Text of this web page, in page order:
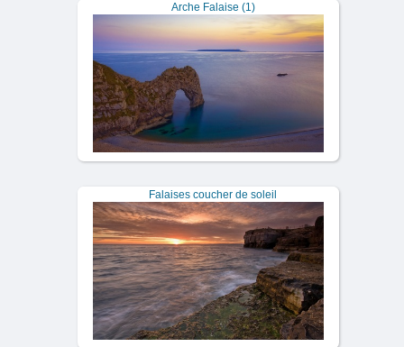
Arche Falaise (1)
Falaises coucher de soleil